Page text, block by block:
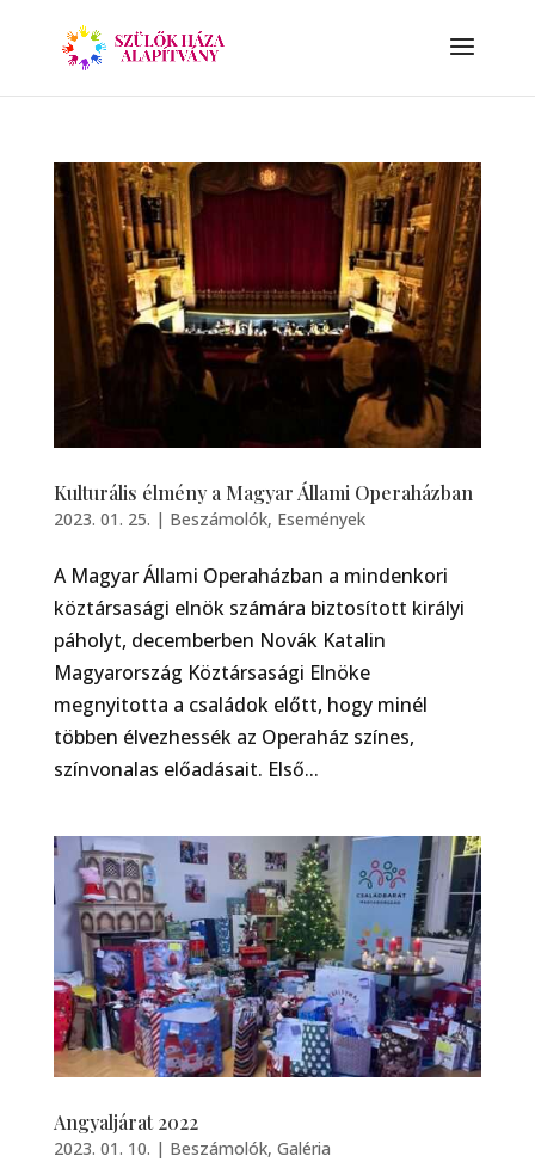
Kulturális élmény a Magyar Állami Operaházban
2023. 01. 25. | Beszámolók, Események
A Magyar Állami Operaházban a mindenkori
köztársasági elnök számára biztosított királyi
páholyt, decemberben Novák Katalin
Magyarország Köztársasági Elnöke
megnyitotta a családok előtt, hogy minél
többen élvezhessék az Operaház színes,
színvonalas előadásait. Első...
Angyaljárat 2022
2023. 01. 10. | Beszámolók, Galéria